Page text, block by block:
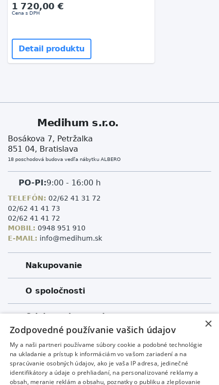
1 720,00 €
Cena s DPH
Detail produktu
Medihum s.r.o.
Bosákova 7, Petržalka
851 04, Bratislava
18 poschodová budova vedľa nábytku ALBERO
PO-PI:9:00 - 16:00 h
TELEFÓN: 02/62 41 31 72
02/62 41 41 73
02/62 41 41 72
MOBIL: 0948 951 910
E-MAIL: info@medihum.sk
Nakupovanie
O spoločnosti
Odoberanie newslettera
Code
Emailová adresa
×
Zodpovedné používanie vašich údajov
My a naši partneri používame súbory cookie a podobné technológie
na ukladanie a prístup k informáciám vo vašom zariadení a na
spracúvanie osobných údajov, ako je vaša IP adresa, jedinečné
identifikátory a údaje o prehliadaní, na personalizované reklamy a
obsah, meranie reklám a obsahu, poznatky o publiku a zlepšovanie